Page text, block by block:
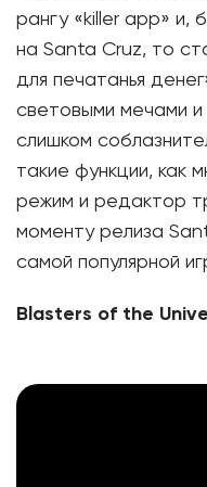
рангу «killer app» и,
на Santa Cruz, то
для печатанья
световыми мечами и
слишком
такие функции, как
режим и редактор
моменту релиза
самой популярной
Blasters of the